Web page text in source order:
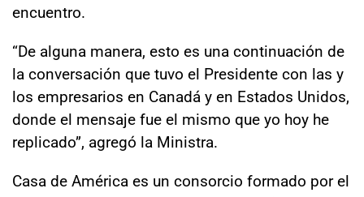
encuentro.
“De alguna manera, esto es una continuación de
la conversación que tuvo el Presidente con las y
los empresarios en Canadá y en Estados Unidos,
donde el mensaje fue el mismo que yo hoy he
replicado”, agregó la Ministra.
Casa de América es un consorcio formado por el